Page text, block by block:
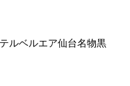
ルベルエア仙台名物黒